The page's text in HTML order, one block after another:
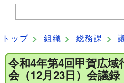
トップ 組織 総務課
令和4年第4回甲賀広域
会（12月23日）会議録